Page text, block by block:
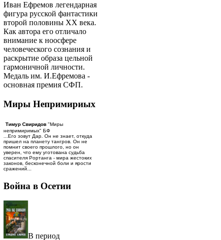
Иван Ефремов легендарная
фигура русской фантастики
второй половины ХХ века.
Как автора его отличало
внимание к ноосфере
человеческого сознания и
раскрытие образа цельной
гармоничной личности.
Медаль им. И.Ефремова -
основная премия СФП.
Миры Непримириых
Тимур Свиридов "Миры
непримиримых" БФ
...Его зовут Дар. Он не знает, откуда
пришел на планету тангров. Он не
помнит своего прошлого, но он
уверен, что ему уготована судьба
спасителя Рортанга - мира жестоких
законов, бесконечной боли и ярости
сражений...
Война в Осетии
В период